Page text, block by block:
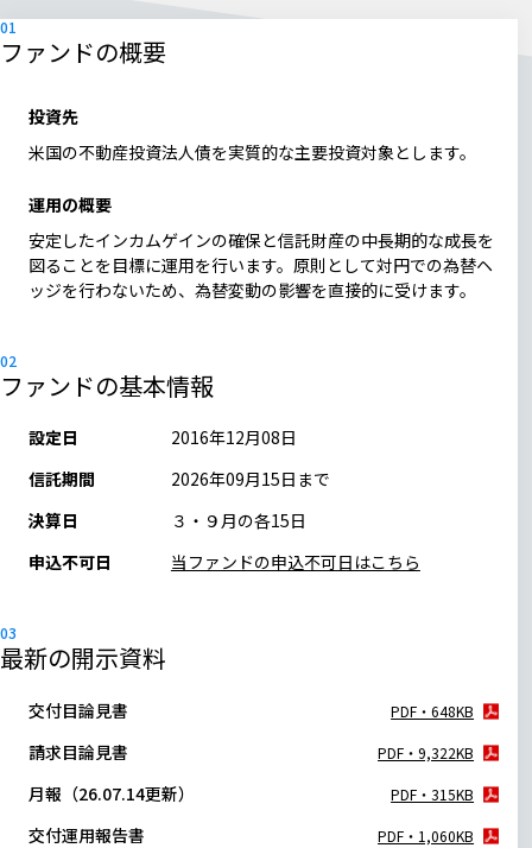
ファンドの概要
投資先
米国の不動産投資法人債を実質的な主要投資対象とします。
運用の概要
安定したインカムゲインの確保と信託財産の中長期的な成長を
図ることを目標に運用を行います。原則として対円での為替ヘ
ッジを行わないため、為替変動の影響を直接的に受けます。
ファンドの基本情報
設定日
2016年12月08日
信託期間
2026年09月15日まで
決算日
３・９月の各15日
申込不可日
当ファンドの申込不可日はこちら
最新の開示資料
交付目論見書 PDF・648KB
請求目論見書 PDF・9,322KB
月報（26.07.14更新） PDF・315KB
交付運用報告書 PDF・1,060KB